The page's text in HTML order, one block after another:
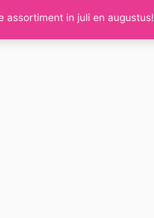
assortiment in juli en augustus!